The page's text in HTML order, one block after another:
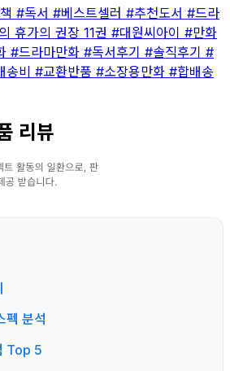
#독서 #베스트셀러 #추천도서 #드라
휴가의 권장 11권 #대원씨아이 #만화
#드라마만화 #독서후기 #솔직후기 #
송비 #교환반품 #소장용만화 #합배송
리뷰
펙 분석
Top 5